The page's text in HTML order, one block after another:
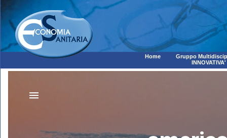
Home
Gruppo
INNOVATIVA'